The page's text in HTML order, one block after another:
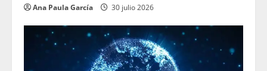
Ana Paula García 30 julio 2026